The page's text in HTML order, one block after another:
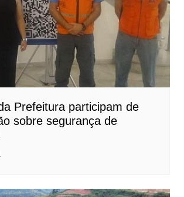
Prefeitura participam de
sobre segurança de